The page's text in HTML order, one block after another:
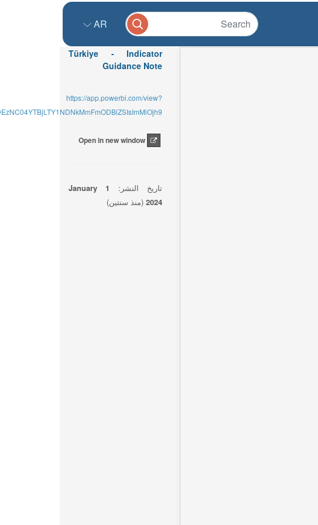
AR
Türkiye - Indicator
Guidance Note
https://app.powerbi.com/view?
Open in new window
تاريخ النشر:
1 January
2024 (منذ سنتين)